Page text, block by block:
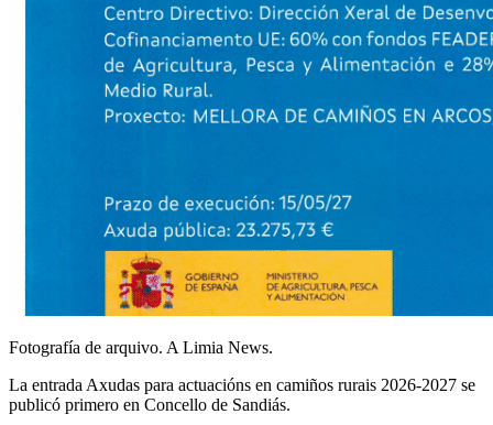
Fotografía de arquivo. A Limia News.
La entrada Axudas para actuacións en camiños rurais 2026-2027 se
publicó primero en Concello de Sandiás.